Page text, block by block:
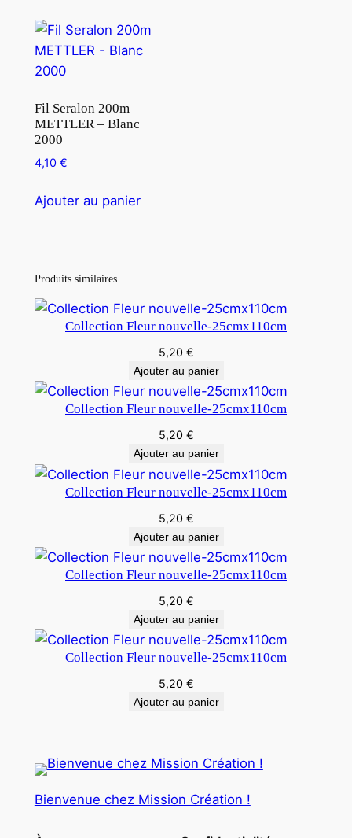
Fil Seralon 200m
METTLER – Blanc
2000
4,10 €
Ajouter au panier
Produits similaires
Collection Fleur nouvelle-25cmx110cm
5,20 €
Ajouter au panier
Collection Fleur nouvelle-25cmx110cm
5,20 €
Ajouter au panier
Collection Fleur nouvelle-25cmx110cm
5,20 €
Ajouter au panier
Collection Fleur nouvelle-25cmx110cm
5,20 €
Ajouter au panier
Collection Fleur nouvelle-25cmx110cm
5,20 €
Ajouter au panier
Bienvenue chez Mission Création !